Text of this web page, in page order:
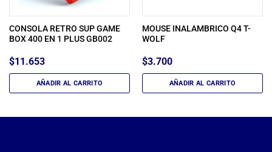
CONSOLA RETRO SUP GAME
BOX 400 EN 1 PLUS GB002
$11.653
AÑADIR AL CARRITO
MOUSE INALAMBRICO Q4 T-
WOLF
$3.700
AÑADIR AL CARRITO